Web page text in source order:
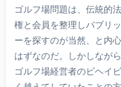
ゴルフ場問題は、伝統的
権と会員を整理しパブリ
ーを探すのが当然、と内
はずなのだ。しかしなが
ゴルフ場経営者のビヘイ